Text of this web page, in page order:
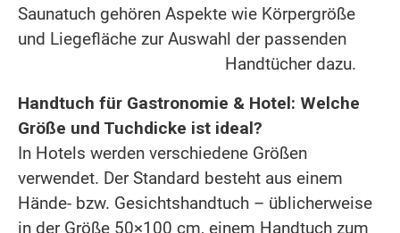
Saunatuch gehören Aspekte wie Körpergröße
und Liegefläche zur Auswahl der passenden
Handtücher dazu.
Handtuch für Gastronomie & Hotel: Welche
Größe und Tuchdicke ist ideal?
In Hotels werden verschiedene Größen
verwendet. Der Standard besteht aus einem
Hände- bzw. Gesichtshandtuch – üblicherweise
in der Größe 50×100 cm, einem Handtuch zum